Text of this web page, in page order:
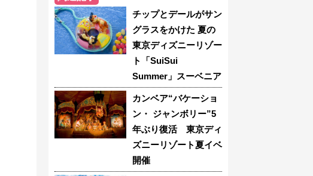
チップとデールがサン
グラスをかけた 夏の
東京ディズニーリゾー
ト「SuiSui
Summer」スーベニア
カンベア“バケーショ
ン・ ジャンボリー”5
年ぶり復活 東京ディ
ズニーリゾート夏イベ
開催